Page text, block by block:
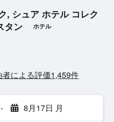
, シュア ホテル コレク
タン
ホテル
による評価1,459​件
- 8月17日 月